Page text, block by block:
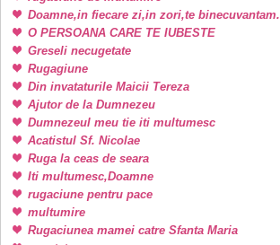
Doamne,in fiecare zi,in zori,te binecuvantam.
O PERSOANA CARE TE IUBESTE
Greseli necugetate
Rugagiune
Din invataturile Maicii Tereza
Ajutor de la Dumnezeu
Dumnezeul meu tie iti multumesc
Acatistul Sf. Nicolae
Ruga la ceas de seara
Iti multumesc,Doamne
rugaciune pentru pace
multumire
Rugaciunea mamei catre Sfanta Maria